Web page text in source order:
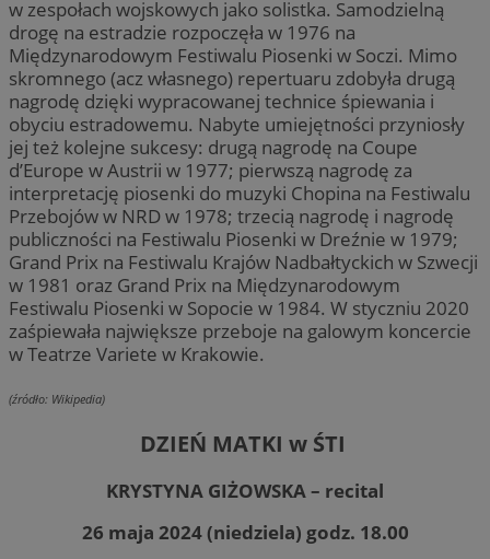
w zespołach wojskowych jako solistka. Samodzielną
drogę na estradzie rozpoczęła w 1976 na
Międzynarodowym Festiwalu Piosenki w Soczi. Mimo
skromnego (acz własnego) repertuaru zdobyła drugą
nagrodę dzięki wypracowanej technice śpiewania i
obyciu estradowemu. Nabyte umiejętności przyniosły
jej też kolejne sukcesy: drugą nagrodę na Coupe
d’Europe w Austrii w 1977; pierwszą nagrodę za
interpretację piosenki do muzyki Chopina na Festiwalu
Przebojów w NRD w 1978; trzecią nagrodę i nagrodę
publiczności na Festiwalu Piosenki w Dreźnie w 1979;
Grand Prix na Festiwalu Krajów Nadbałtyckich w Szwecji
w 1981 oraz Grand Prix na Międzynarodowym
Festiwalu Piosenki w Sopocie w 1984. W styczniu 2020
zaśpiewała największe przeboje na galowym koncercie
w Teatrze Variete w Krakowie.
(źródło: Wikipedia)
DZIEŃ MATKI w ŚTI
KRYSTYNA GIŻOWSKA – recital
26 maja 2024 (niedziela) godz. 18.00